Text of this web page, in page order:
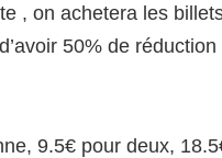
, on achetera les
50% de
9.5€ pour deux,